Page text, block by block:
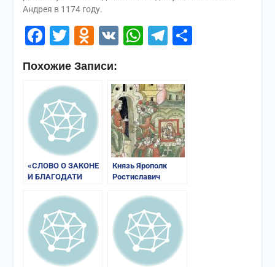
Андрея в 1174 году.
Facebook
Twitter
Odnoklassniki
VKWhatsApp
Telegram
Похожие Записи:
«СЛОВО О ЗАКОНЕ
И БЛАГОДАТИ
ИЛАРИОНА»
Князь Ярополк
Ростиславич